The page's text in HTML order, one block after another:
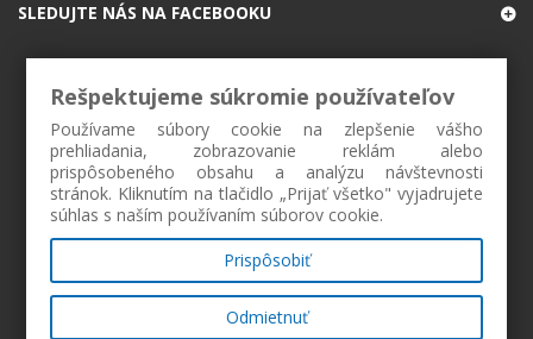
SLEDUJTE NÁS NA FACEBOOKU
Rešpektujeme súkromie používateľov
Používame súbory cookie na zlepšenie vášho
prehliadania, zobrazovanie reklám alebo
prispôsobeného obsahu a analýzu návštevnosti
stránok. Kliknutím na tlačidlo „Prijať všetko" vyjadrujete
súhlas s naším používaním súborov cookie.
Prispôsobiť
Odmietnuť